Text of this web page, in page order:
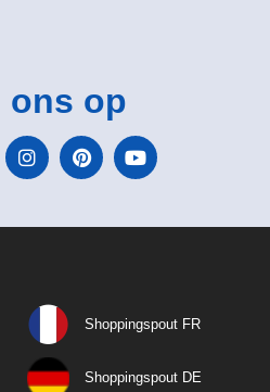
ons op
Shoppingspout FR
Shoppingspout DE